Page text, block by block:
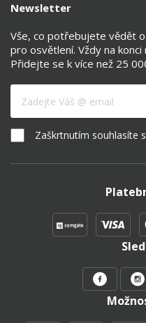
Newsletter
Vše, co potřebujete vědět
pro osvětlení. Vždy na
Přidejte se k více než 25
Zaškrtnutím souhlasíte s